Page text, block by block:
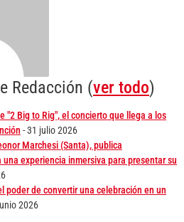
Redacción (ver todo)
"2 Big to Rig", el concierto que llega a los
- 31 julio 2026
Marchesi (Santa), publica
experiencia inmersiva para presentar su
poder de convertir una celebración en un
2026